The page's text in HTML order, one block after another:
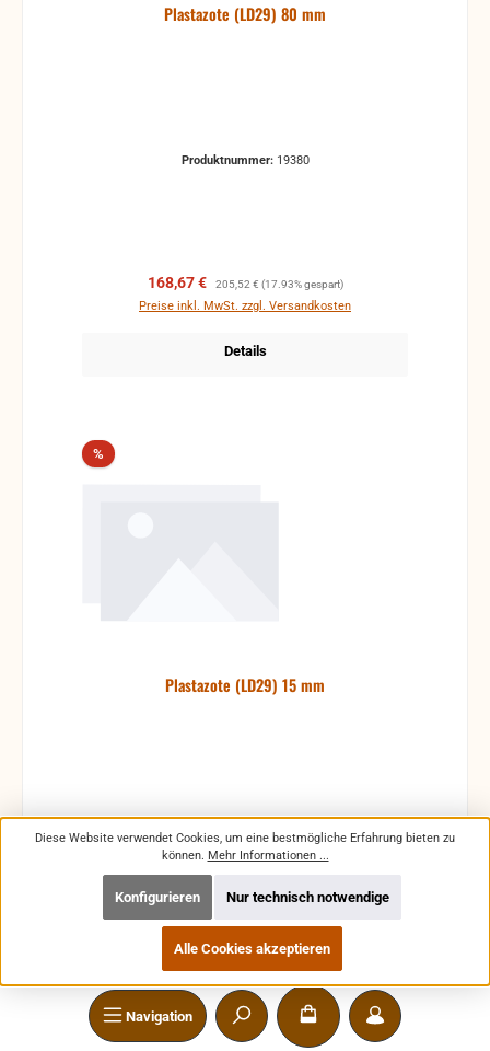
Navigation
Plastazote (LD29) 80 mm
Produktnummer: 19380
Verkaufspreis:
168,67 € Regulärer Preis:
205,52 € (17.93% gespart)
Preise inkl. MwSt. zzgl. Versandkosten
Details
%Rabatt
Plastazote (LD29) 15 mm
Produktnummer: 19315
Verkaufspreis:
37,12 € Regulärer Preis:
45,22 € (17.91% gespart)
Details
Diese Website verwendet Cookies, um eine bestmögliche Erfahrung bieten zu
können. Mehr Informationen ...
Nur technisch notwendige
Konfigurieren
Alle Cookies akzeptieren